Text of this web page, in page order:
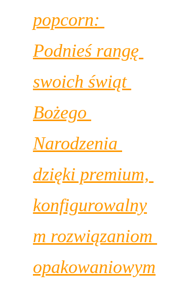
popcorn:
Podnieś rangę
swoich świąt
Bożego
Narodzenia
dzięki premium,
konfigurowalny
m rozwiązaniom
opakowaniowym